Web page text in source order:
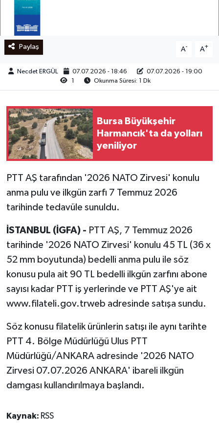
Paylaş A- A+
Necdet ERGÜL 07.07.2026 - 18:46
07.07.2026 - 19:00
1
Okunma Süresi: 1 Dk
Bursa Büyükşehir
Harmancık'ta da yolları
yeniliyor
PTT AŞ tarafından '2026 NATO Zirvesi' konulu
anma pulu ve ilkgün zarfı 7 Temmuz 2026
tarihinde tedavüle sunuldu.
İSTANBUL (İGFA) - PTT AŞ, 7 Temmuz 2026
tarihinde '2026 NATO Zirvesi' konulu 45 TL (36 x
52 mm boyutunda) bedelli anma pulu ile söz
konusu pula ait 90 TL bedelli ilkgün zarfını abone
sayısı kadar PTT iş yerlerinde ve PTT AŞ'ye ait
www.filateli.gov.trweb adresinde satışa sundu.
Söz konusu filatelik ürünlerin satışı ile aynı tarihte
PTT 4. Bölge Müdürlüğü Ulus PTT
Müdürlüğü/ANKARA adresinde '2026 NATO
Zirvesi 07.07.2026 ANKARA' ibareli ilkgün
damgası kullandırılmaya başlandı.
Kaynak: RSS
Ege
İzmir
İletişim
Künye
Yerel